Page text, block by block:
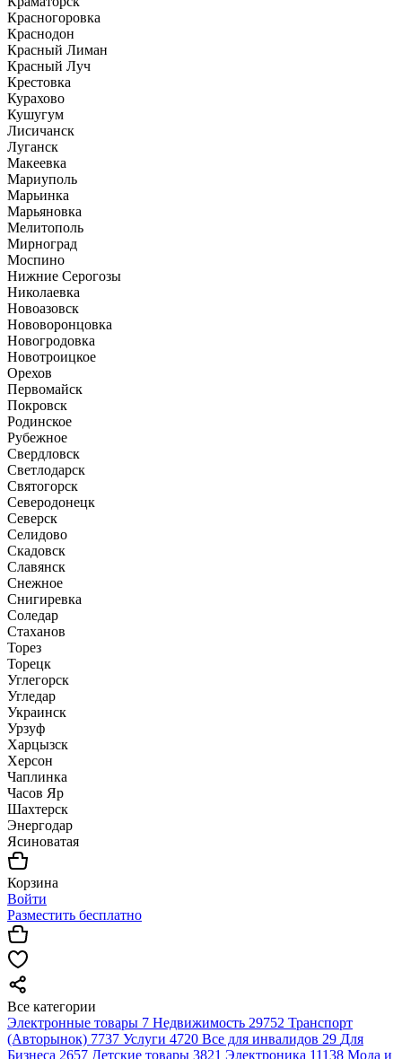
Красногоровка
Краснодон
Красный Лиман
Красный Луч
Крестовка
Курахово
Кушугум
Лисичанск
Луганск
Макеевка
Мариуполь
Марьинка
Марьяновка
Мелитополь
Мирноград
Моспино
Нижние Серогозы
Николаевка
Новоазовск
Нововоронцовка
Новогродовка
Новотроицкое
Орехов
Первомайск
Покровск
Родинское
Рубежное
Свердловск
Светлодарск
Святогорск
Северодонецк
Северск
Селидово
Скадовск
Славянск
Снежное
Снигиревка
Соледар
Стаханов
Торез
Торецк
Углегорск
Угледар
Украинск
Урзуф
Харцызск
Херсон
Чаплинка
Часов Яр
Шахтерск
Энергодар
Ясиноватая
Корзина
Войти
Разместить бесплатно
Все категории
Электронные товары 7 Недвижимость 29752 Транспорт
(Авторынок) 7737 Услуги 4720 Все для инвалидов 29 Для
Бизнеса 2657 Детские товары 3821 Электроника 11138 Мода и